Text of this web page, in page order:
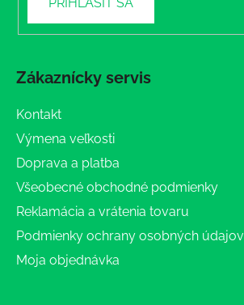
PRIHLÁSIŤ SA
Zákaznícky servis
Kontakt
Výmena veľkosti
Doprava a platba
Všeobecné obchodné podmienky
Reklamácia a vrátenia tovaru
Podmienky ochrany osobných údajov
Moja objednávka